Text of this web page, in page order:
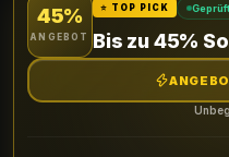
45%
ANGEBOT
⭐ TOP PICK Geprüft
Bis zu 45%